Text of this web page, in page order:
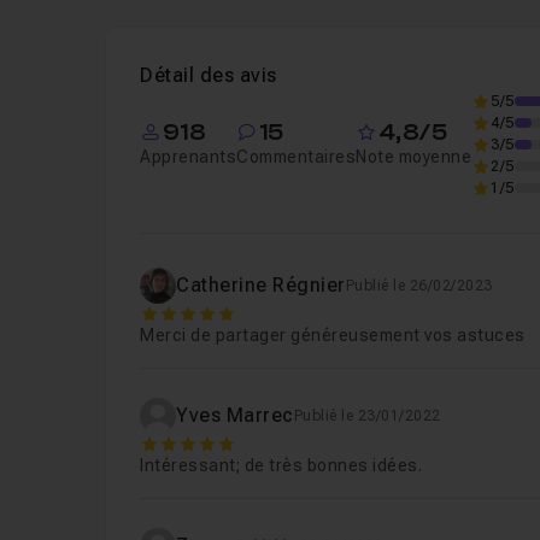
Détail des avis
918
Apprenants
15
Commentaires
4,8/5
Note moyenne
5/5
4/5
3/5
2/5
1/5
Catherine Régnier Publié le 26/02/2023
5
Merci de partager généreusement vos astuces
Yves Marrec Publié le 23/01/2022
5
Intéressant; de très bonnes idées.